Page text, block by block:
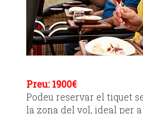
Preu: 1900€
Podeu reservar el tiquet
la zona del vol, ideal per a